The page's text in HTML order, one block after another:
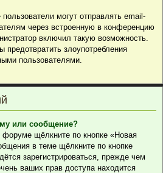
могут отправлять email-
через встроенную в конференцию
включил такую возможность.
предотвратить злоупотребления
пользователями.
или сообщение?
щёлкните по кнопке «Новая
в теме щёлкните по кнопке
зарегистрироваться, прежде чем
ваших прав доступа находится